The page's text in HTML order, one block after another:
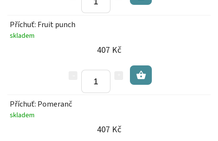
Příchuť: Fruit punch
skladem
407 Kč
Příchuť: Pomeranč
skladem
407 Kč